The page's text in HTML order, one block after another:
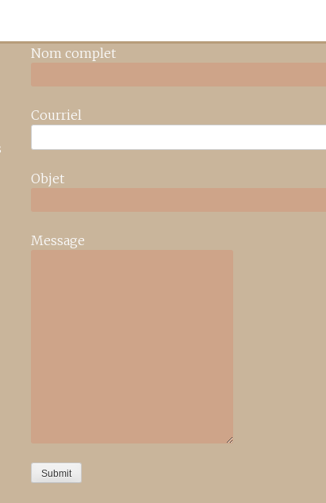
Nom complet
Courriel
Objet
Message